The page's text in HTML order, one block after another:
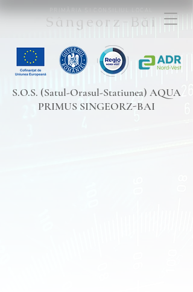
PRIMĂRIA ȘI CONSILIUL LOCAL
Sângeorz-Băi
S.O.S. (Satul-Orasul-Statiunea) AQUA
PRIMUS SINGEORZ-BAI